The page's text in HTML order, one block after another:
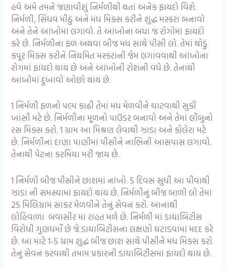
હવે અમે તમને જણાવીશું નિર્મળીથી થતાં અનેક ફાયદો વિશે.
નિર્મળી, સિંધવ મીઠું અને મધ મિક્સ કરીને શુદ્ધ મસ્કરા બનાવો
અને તેને આંખોમાં લગાવો. તે આંખોના બધા જ રોગોમાં ફાયદો
કરે છે. નિર્મળીના ફળ અથવા બીજ મધ સાથે પીસી લો. તેમાં થોડું
કપૂર મિક્સ કરીને નિયમિત મસ્કરાની જેમ લગાવવાથી આંખોના
રોગમાં ફાયદો થાય છે અને આંખોની રોશની વધે છે. તેનાથી
આંખોમાં દુખાવો ઓછો થાય છે.
1 નિર્મળી ફળનો પલ્પ કાઢી તેમાં મધ મેળવીને ચાટવાથી સુકી
ખાંસી મટે છે. નિર્મળીના મૂળનો પાઉડર બનાવો અને તેમાં લીંબુનો
રસ મિક્સ કરો. 1 ગ્રામ આ મિશ્રણ લેવાથી ઝાડા અને કોલેરા મટે
છે. નિર્મળીનાં દાણા પાણીમાં પીસીને નાભિની આસપાસ લગાવો.
તેનાથી પેટના કરમિયા મરી જાય છે.
1 નિર્મળી બીજ પીસીને છાશમાં નાંખો. 5 દિવસ સુધી આ પીવાથી
ઝાડા ની સમસ્યામાં ફાયદો થાય છે. નિર્મળીનું બીજ બાળી લો તેમાં
25 મિલિગ્રામ સાકર મેળવીને તેનું સેવન કરો. આનાથી
લોહિવાળા બવાસીર માં રાહત મળે છે. નિર્મળી માં ડાયાબિટીસ
વિરોધી ગુણધર્મો છે જે ડાયાબિટીસના લક્ષણો ઘટાડવામાં મદદ કરે
છે. આ માટે 1-5 ગ્રામ શુદ્ધ બીજ છાશ સાથે પીસીને મધ મિક્સ કરો.
તેનું સેવન કરવાથી તમામ પ્રકારની ડાયાબિટીસમાં ફાયદો થાય છે.